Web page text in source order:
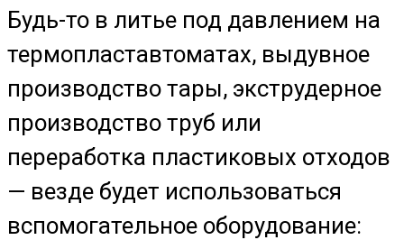
Будь-то в литье под давлением на
термопластавтоматах, выдувное
производство тары, экструдерное
производство труб или
переработка пластиковых отходов
— везде будет использоваться
вспомогательное оборудование: